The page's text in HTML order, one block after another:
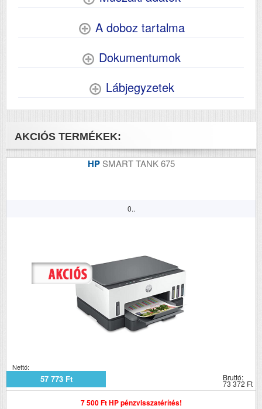
A doboz tartalma
Dokumentumok
Lábjegyzetek
AKCIÓS TERMÉKEK:
HP SMART TANK 675
0..
Nettó:
57 773 Ft Bruttó:
73 372 Ft
7 500 Ft HP pénzvisszatérítés!